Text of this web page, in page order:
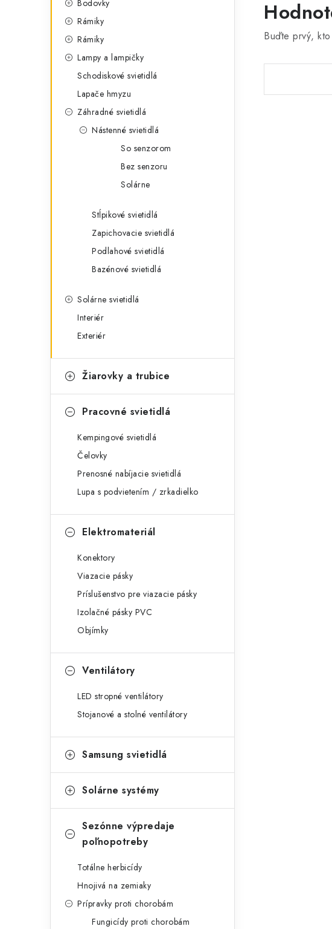
Bodovky
Rámiky
Rámiky
Lampy a lampičky
Schodiskové svietidlá
Lapače hmyzu
Záhradné svietidlá
Nástenné svietidlá
So senzorom
Bez senzoru
Solárne
Stĺpikové svietidlá
Zapichovacie svietidlá
Podlahové svietidlá
Bazénové svietidlá
Solárne svietidlá
Interiér
Exteriér
Žiarovky a trubice
Pracovné svietidlá
Kempingové svietidlá
Čelovky
Prenosné nabíjacie svietidlá
Lupa s podvietením / zrkadielko
Elektromateriál
Konektory
Viazacie pásky
Príslušenstvo pre viazacie pásky
Izolačné pásky PVC
Objímky
Ventilátory
LED stropné ventilátory
Stojanové a stolné ventilátory
Samsung svietidlá
Solárne systémy
Sezónne výpredaje
poľnopotreby
Totálne herbicídy
Hnojivá na zemiaky
Prípravky proti chorobám
Fungicídy proti chorobám
Buďte prvý,